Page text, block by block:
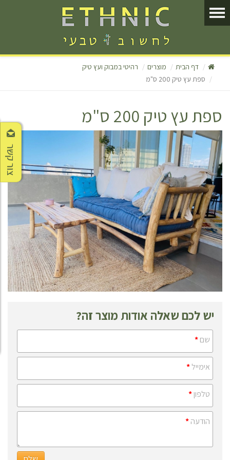
דף הבית מוצרים
רהיטי במבוק ועץ טיק
ספת עץ טיק 200 ס"מ
ספת עץ טיק 200 ס"מ
יש לכם שאלה אודות מוצר זה?
שם*
אימייל*
טלפון*
הודעה*
צור קשר